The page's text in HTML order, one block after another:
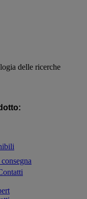
delle ricerche